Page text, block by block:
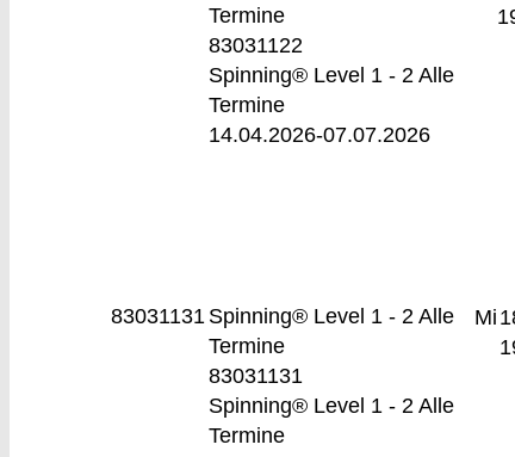
Termine
83031122
Spinning® Level 1 - 2 Alle
Termine
14.04.2026-07.07.2026
83031131 Spinning® Level 1 - 2 Alle
Termine
83031131
Spinning® Level 1 - 2 Alle
Termine
Mi